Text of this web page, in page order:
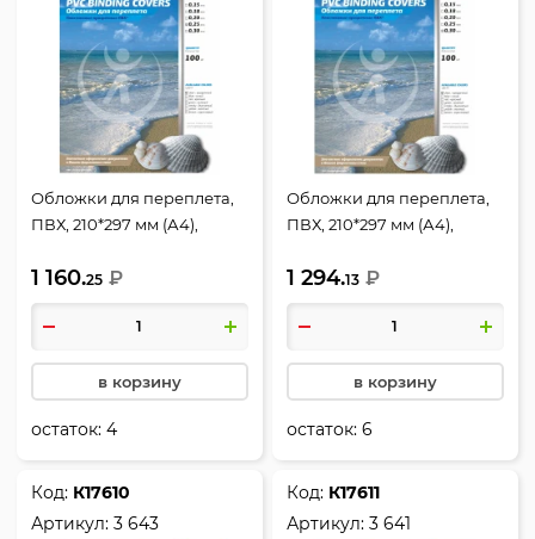
Обложки для переплета,
ПВХ, 210*297 мм (А4),
шт, РеалИСТ
1 160.25 ₽
в корзину
остаток:4
Обложки для переплета,
ПВХ, 210*297 мм (А4),
шт, РеалИСТ
1 294.13 ₽
в корзину
остаток:6
Код: К17610
Артикул:3 643
Код: К17611
Артикул:3 641